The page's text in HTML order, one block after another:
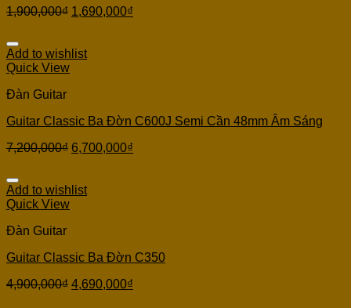
1,900,000₫ 1,690,000₫
Add to wishlist
Quick View
Đàn Guitar
Guitar Classic Ba Đờn C600J Semi Cần 48mm Âm Sáng
7,200,000₫ 6,700,000₫
Add to wishlist
Quick View
Đàn Guitar
Guitar Classic Ba Đờn C350
4,900,000₫ 4,690,000₫